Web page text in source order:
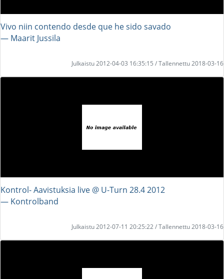
Vivo niin contendo desde que he sido savado
― Maarit Jussila
Julkaistu 2012-04-03 16:35:15 / Tallennettu 2018-03-16
Kontrol- Aavistuksia live @ U-Turn 28.4 2012
― Kontrolband
Julkaistu 2012-07-11 20:25:22 / Tallennettu 2018-03-16